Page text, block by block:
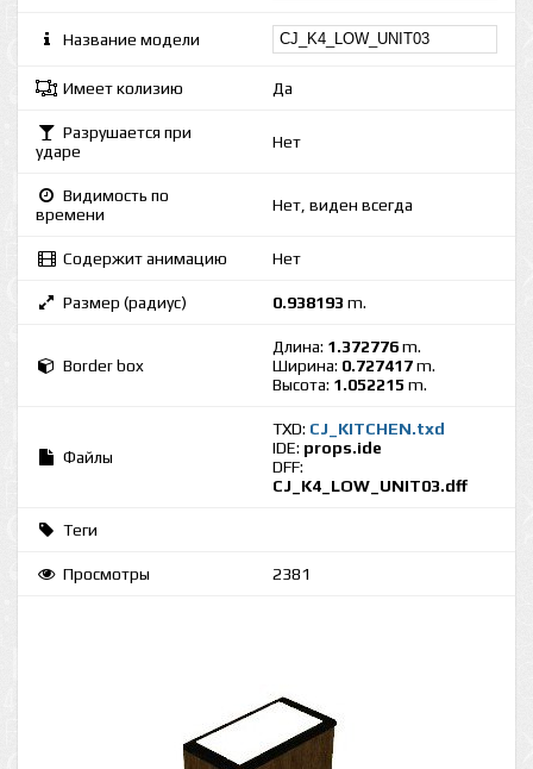
Название модели
Имеет колизию Да
Разрушается при
ударе
Нет
Видимость по
времени
Нет, виден всегда
Содержит анимацию Нет
Размер (радиус) 0.938193 m.
Border box
Длина: 1.372776m.
Ширина: 0.727417m.
Высота: 1.052215 m.
Файлы
TXD: CJ_KITCHEN.txd
IDE: props.ide
DFF:
CJ_K4_LOW_UNIT03.dff
Теги
Просмотры 2381